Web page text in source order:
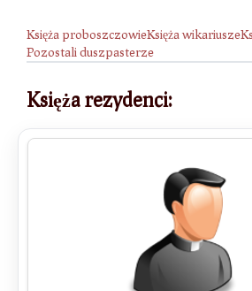
Księża proboszczowieKsięża wikariusze
Pozostali duszpasterze
Księża rezydenci: